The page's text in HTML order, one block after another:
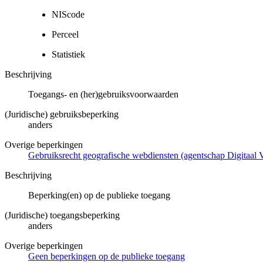
NIScode
Perceel
Statistiek
Beschrijving
Toegangs- en (her)gebruiksvoorwaarden
(Juridische) gebruiksbeperking
anders
Overige beperkingen
Gebruiksrecht geografische webdiensten (agentschap Digitaal
Beschrijving
Beperking(en) op de publieke toegang
(Juridische) toegangsbeperking
anders
Overige beperkingen
Geen beperkingen op de publieke toegang